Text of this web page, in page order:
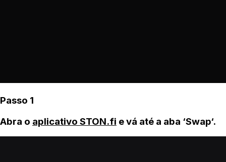
Passo 1
Abra o aplicativo STON.fi e vá até a aba ‘Swap‘.